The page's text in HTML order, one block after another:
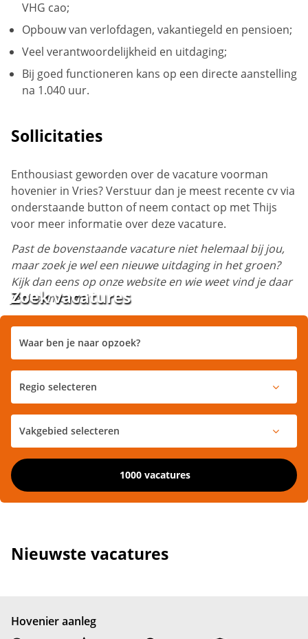
VHG cao;
Opbouw van verlofdagen, vakantiegeld en pensioen;
Veel verantwoordelijkheid en uitdaging;
Bij goed functioneren kans op een directe aanstelling
na 1.040 uur.
Sollicitaties
Enthousiast geworden over de vacature voorman
hovenier in Vries? Verstuur dan je meest recente cv via
onderstaande button of neem contact op met Thijs
voor meer informatie over deze vacature.
Past de bovenstaande vacature niet helemaal bij jou,
maar zoek je wel een nieuwe uitdaging in het groen?
Kijk dan eens op onze website en wie weet vind je daar
je droombaan!
Zoek vacatures
1000 vacatures
Nieuwste vacatures
Hovenier aanleg